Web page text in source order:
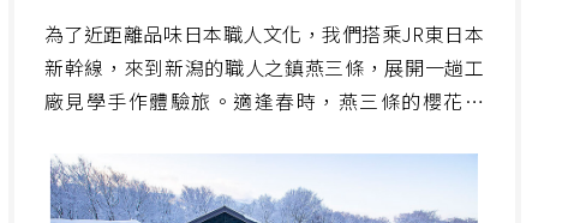
為了近距離品味日本職人文化，我們搭乘JR東日本
新幹線，來到新潟的職人之鎮燕三條，展開一趟工
廠見學手作體驗旅。適逢春時，燕三條的櫻花正
地的賞櫻名所，讓我們這趟春日工廠見學旅，更加
豐富多彩。